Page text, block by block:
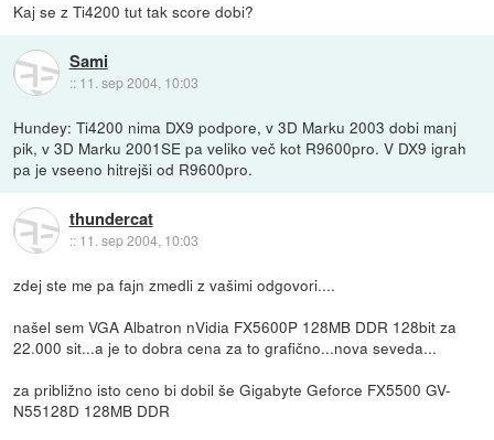
Kaj se z Ti4200 tut tak score dobi?
Sami
:: 11. sep 2004, 10:03
Hundey: Ti4200 nima DX9 podpore, v 3D Marku 2003 dobi manj
pik, v 3D Marku 2001SE pa veliko več kot R9600pro. V DX9 igrah
pa je vseeno hitrejši od R9600pro.
thundercat
:: 11. sep 2004, 10:03
zdej ste me pa fajn zmedli z vašimi odgovori....
našel sem VGA Albatron nVidia FX5600P 128MB DDR 128bit za
22.000 sit...a je to dobra cena za to grafično...nova seveda...
za približno isto ceno bi dobil še Gigabyte Geforce FX5500 GV-
N55128D 128MB DDR